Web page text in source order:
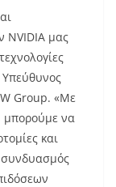
NVIDIA μας
Group. «Με
μπορούμε να
και
συνδυασμός